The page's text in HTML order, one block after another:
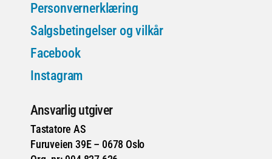
Personvernerklæring
Salgsbetingelser og vilkår
Facebook
Instagram
Ansvarlig utgiver
Tastatore AS
Furuveien 39E – 0678 Oslo